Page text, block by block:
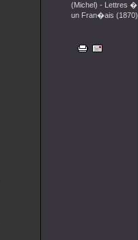
(Michel) - Lettres �
un Fran�ais (1870)